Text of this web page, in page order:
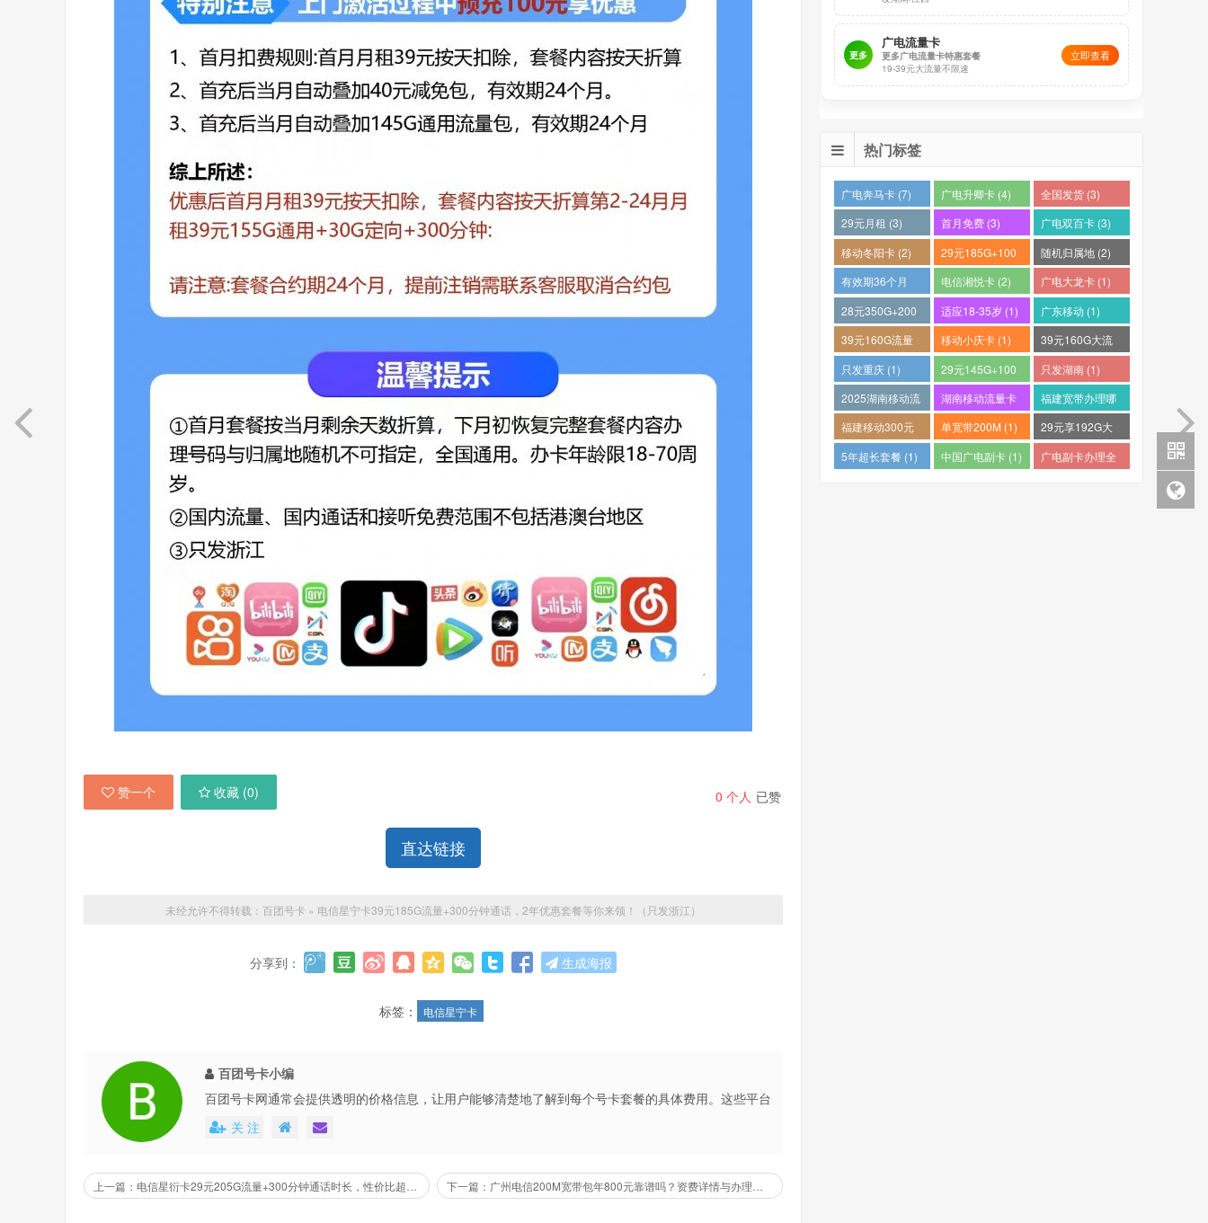
0 个人 已赞
赞一个 收藏 (0)
直达链接
未经允许不得转载： 百团号卡 » 电信星宁卡39元185G流量+300分钟通话，2年优惠套餐等你来领！（只发浙江）
分享到： 生成海报
标签： 电信星宁卡
百团号卡小编
百团号卡网通常会提供透明的价格信息，让用户能够清楚地了解到每个号卡套餐的具体费用。这些平台
还会不定期地推出各种优惠活动，不仅提高了用户的购买体验，也促进了市场的公平竞争。
关 注
更多
广电流量卡
更多广电流量卡特惠套餐
19-39元大流量不限速
立即查看
热门标签
广电奔马卡 (7) 广电升卿卡 (4)
全国发货 (3)
29元月租 (3)
首月免费 (3)
广电双百卡 (3)
移动冬阳卡 (2)
29元185G+100
分钟 (2)
随机归属地 (2)
有效期36个月
(2)
电信湘悦卡 (2)
广电大龙卡 (1)
28元350G+200
分钟 (1)
适应18-35岁 (1)
广东移动 (1)
39元160G流量
卡 (1)
移动小庆卡 (1)
39元160G大流
量电话卡 (1)
只发重庆 (1)
29元145G+100
分钟 (1)
只发湖南 (1)
2025湖南移动流
量卡哪个好 (1)
湖南移动流量卡
推荐 (1)
福建宽带办理哪
个最便宜 (1)
福建移动300元
包1年 (1)
单宽带200M (1)
29元享192G大
流量 (1)
5年超长套餐 (1) 中国广电副卡 (1)
广电副卡办理全